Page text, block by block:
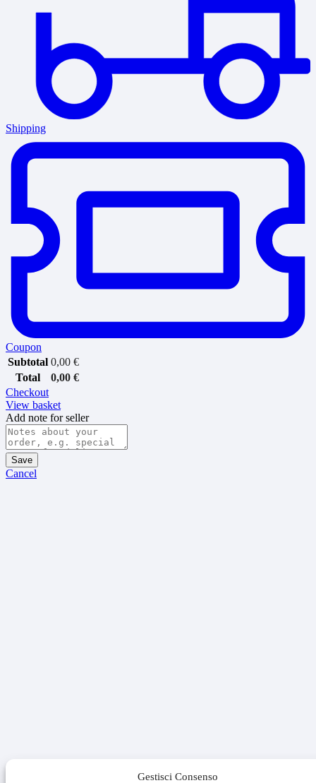
Gestisci Consenso
Shipping
Coupon
Subtotal 0,00 €
Total
0,00 €
Checkout
View basket
Add note for seller
Save
Cancel